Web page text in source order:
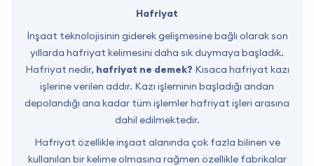
Hafriyat
İnşaat teknolojisinin giderek gelişmesine bağlı olarak son
yıllarda hafriyat kelimesini daha sık duymaya başladık.
Hafriyat nedir, hafriyat ne demek? Kısaca hafriyat kazı
işlerine verilen addır. Kazı işleminin başladığı andan
depolandığı ana kadar tüm işlemler hafriyat işleri arasına
dahil edilmektedir.
Hafriyat özellikle inşaat alanında çok fazla bilinen ve
kullanılan bir kelime olmasına rağmen özellikle fabrikalar